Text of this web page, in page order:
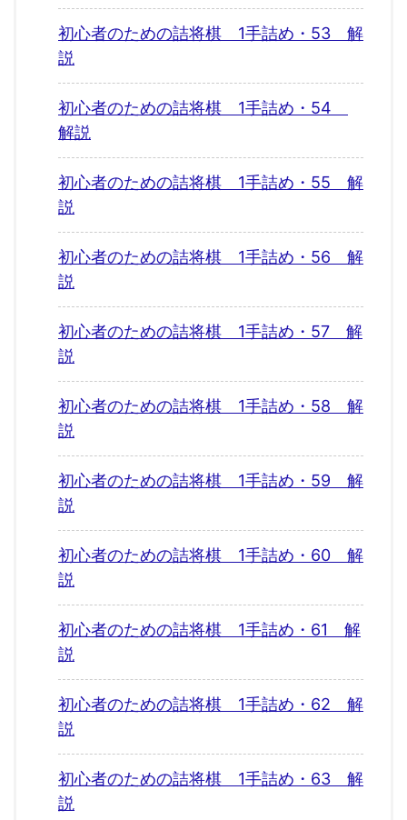
初心者のための詰将棋 1手詰め・53 解
説
初心者のための詰将棋 1手詰め・54
解説
初心者のための詰将棋 1手詰め・55 解
説
初心者のための詰将棋 1手詰め・56 解
説
初心者のための詰将棋 1手詰め・57 解
説
初心者のための詰将棋 1手詰め・58 解
説
初心者のための詰将棋 1手詰め・59 解
説
初心者のための詰将棋 1手詰め・60 解
説
初心者のための詰将棋 1手詰め・61 解
説
初心者のための詰将棋 1手詰め・62 解
説
初心者のための詰将棋 1手詰め・63 解
説